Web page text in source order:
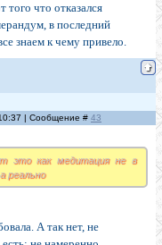
того что отказался
в последний
знаем к чему привело.
| Сообщение # 43
это как медитация не в
реально
А так нет, не